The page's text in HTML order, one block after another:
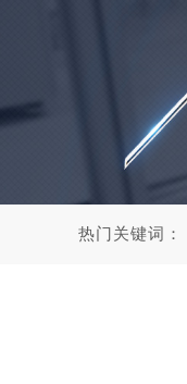
热门关键词：